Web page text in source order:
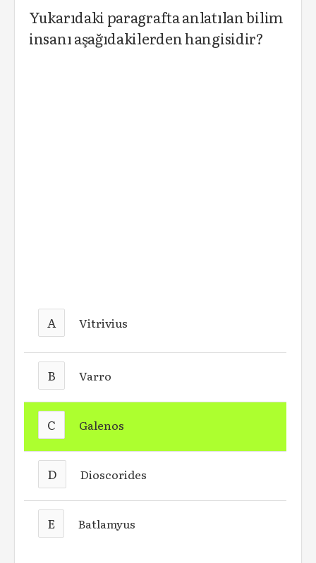
Yukarıdaki paragrafta anlatılan bilim
insanı aşağıdakilerden hangisidir?
A Vitrivius
B Varro
C Galenos
D Dioscorides
E Batlamyus